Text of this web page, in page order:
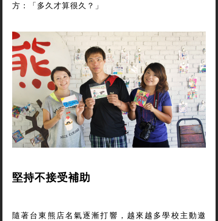
方：「多久才算很久？」
堅持不接受補助
隨著台東熊店名氣逐漸打響，越來越多學校主動邀